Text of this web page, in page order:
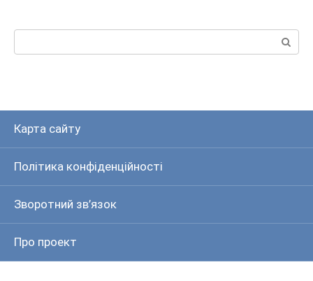
Карта сайту
Політика конфіденційності
Зворотний зв’язок
Про проект